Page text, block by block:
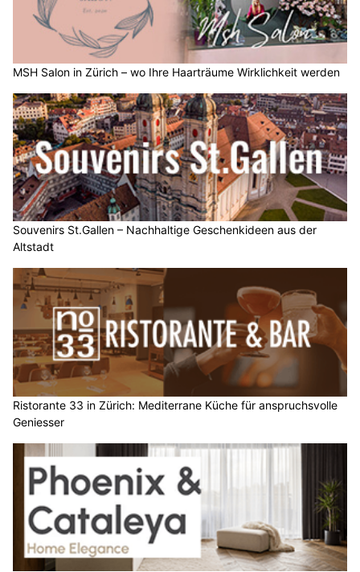
MSH Salon in Zürich – wo Ihre Haarträume Wirklichkeit werden
Souvenirs St.Gallen – Nachhaltige Geschenkideen aus der
Altstadt
Ristorante 33 in Zürich: Mediterrane Küche für anspruchsvolle
Geniesser